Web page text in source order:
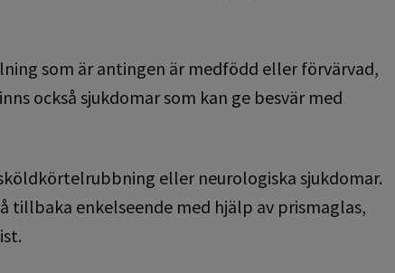
som är antingen är medfödd eller förvärvad,
också sjukdomar som kan ge besvär med
eller neurologiska sjukdomar.
tillbaka enkelseende med hjälp av prismaglas,